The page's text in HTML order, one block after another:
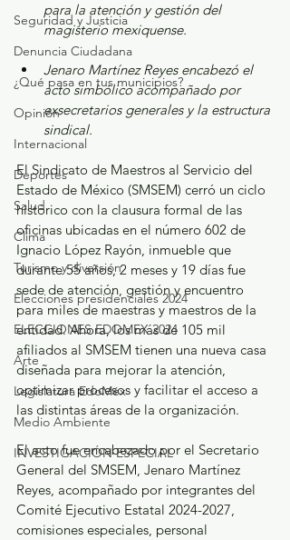
Seguridad y Justicia
Denuncia Ciudadana
¿Qué pasa en tus municipios?
Opinión
Internacional
Deportes
Salud
Clima
Turismo y diversión
Elecciones presidenciales 2024
ELECCIONES EDOMEX 2024
Arte
Legislatura EdoMéx
Medio Ambiente
INVESTIGACIÓN ESPECIAL
para la atención y gestión del
magisterio mexiquense.
Jenaro Martínez Reyes encabezó el
acto simbólico acompañado por
exsecretarios generales y la estructura
sindical.
El Sindicato de Maestros al Servicio del
Estado de México (SMSEM) cerró un ciclo
histórico con la clausura formal de las
oficinas ubicadas en el número 602 de
Ignacio López Rayón, inmueble que
durante 55 años, 2 meses y 19 días fue
sede de atención, gestión y encuentro
para miles de maestras y maestros de la
entidad. Ahora, los más de 105 mil
afiliados al SMSEM tienen una nueva casa
diseñada para mejorar la atención,
optimizar procesos y facilitar el acceso a
las distintas áreas de la organización.
El acto fue encabezado por el Secretario
General del SMSEM, Jenaro Martínez
Reyes, acompañado por integrantes del
Comité Ejecutivo Estatal 2024-2027,
comisiones especiales, personal